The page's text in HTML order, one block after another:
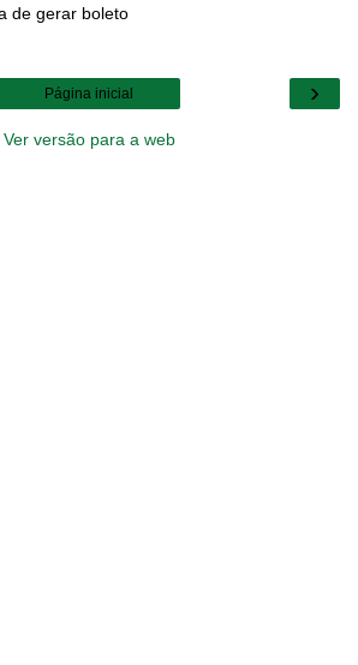
de gerar boleto
›
Página inicial
Ver versão para a web